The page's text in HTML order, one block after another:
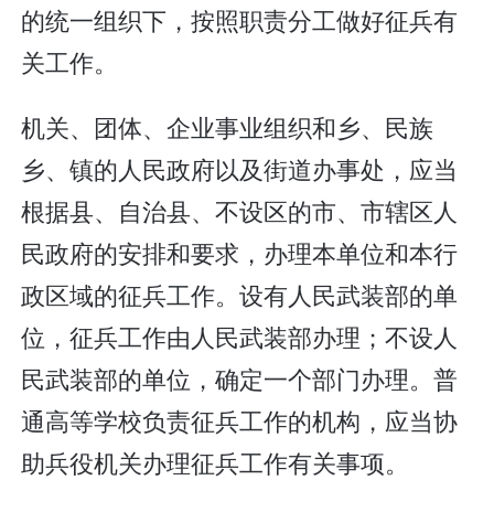
的统一组织下，按照职责分工做好征兵有
关工作。
机关、团体、企业事业组织和乡、民族
乡、镇的人民政府以及街道办事处，应当
根据县、自治县、不设区的市、市辖区人
民政府的安排和要求，办理本单位和本行
政区域的征兵工作。设有人民武装部的单
位，征兵工作由人民武装部办理；不设人
民武装部的单位，确定一个部门办理。普
通高等学校负责征兵工作的机构，应当协
助兵役机关办理征兵工作有关事项。